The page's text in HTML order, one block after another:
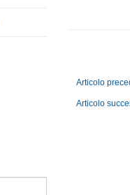
Articolo
Articolo